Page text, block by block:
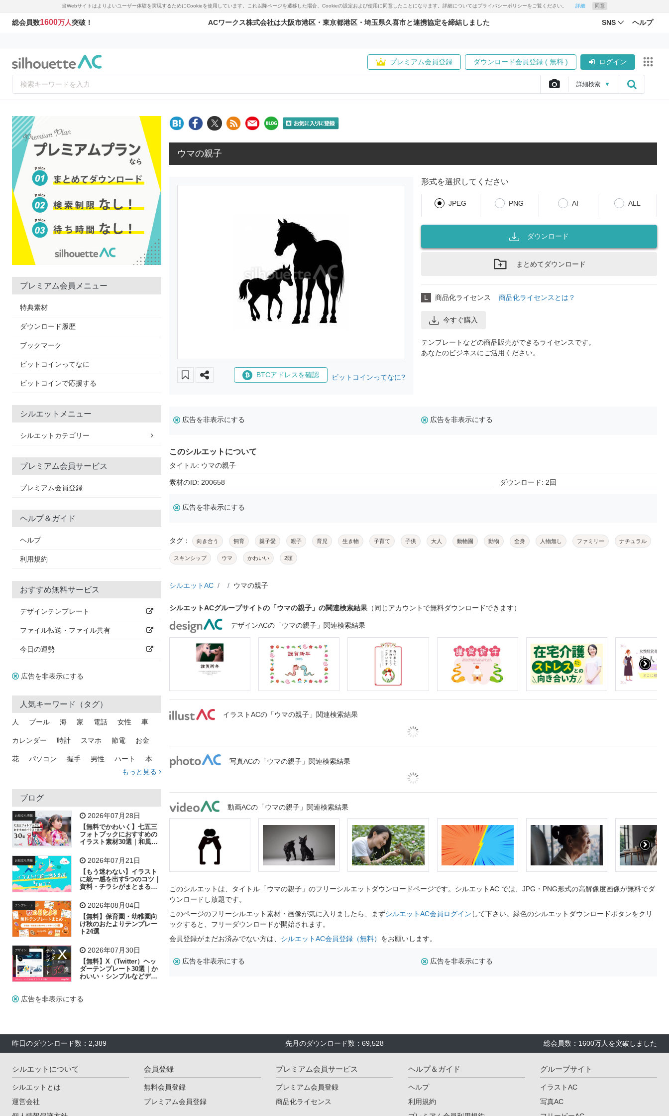
当Webサイトはよりよいユーザー体験を実現するためにCookieを使用しています。これ以降ページを遷移した場合、Cookieの設定および使用に同意したことになります。詳細についてはプライバシーポリシーをご覧ください。 詳細 同意
総会員数1600万人突破！ ACワークス株式会社は大阪市港区・東京都港区・埼玉県久喜市と連携協定を締結しました SNS ヘルプ
プレミアム会員登録 ダウンロード会員登録 ( 無料 ) ログイン
詳細検索 ▼
プレミアム会員メニュー
特典素材
ダウンロード履歴
ブックマーク
ビットコインってなに
ビットコインで応援する
シルエットメニュー
シルエットカテゴリー
プレミアム会員サービス
プレミアム会員登録
ヘルプ＆ガイド
ヘルプ
利用規約
おすすめ無料サービス
デザインテンプレート
ファイル転送・ファイル共有
今日の運勢
広告を非表示にする
人気キーワード（タグ）
人 プール 海 家 電話 女性 車
カレンダー 時計 スマホ 節電 お金
花 パソコン 握手 男性 ハート 本
トラック 木
吹き出し
飛行機 グラフ ビル 魚 家族 書類
歩く 工場 会社 太陽 キラキラ
子供 作業員 相談 ピクトグラム
もっと見る
ブログ
お役立ち情報 2026年07月28日
【無料でかわいく】七五三
フォトブックにおすすめの
イラスト素材30選｜和風の
お役立ち情報 2026年07月21日
【もう迷わない】イラスト
に統一感を出す5つのコツ｜
資料・チラシがまとまるフ
テンプレート 2026年08月04日
【無料】保育園・幼稚園向
け秋のおたよりテンプレー
ト24選
デザイン 2026年07月30日
【無料】X（Twitter）ヘッ
ダーテンプレート30選｜か
わいい・シンプルなどデザ
広告を非表示にする
ウマの親子
BTCアドレスを確認 ビットコインってなに?
形式を選択してください
JPEG PNG AI ALL
ダウンロード
まとめてダウンロード
L 商品化ライセンス 商品化ライセンスとは？
今すぐ購入
テンプレートなどの商品販売ができるライセンスです。
あなたのビジネスにご活用ください。
広告を非表示にする 広告を非表示にする
このシルエットについて
タイトル: ウマの親子
素材のID: 200658 ダウンロード: 2回
広告を非表示にする
タグ： 向き合う 飼育 親子愛 親子 育児 生き物 子育て 子供 大人 動物園 動物 全身 人物無し ファミリー ナチュラル
スキンシップ ウマ かわいい 2頭
シルエットAC ウマの親子
シルエットACグループサイトの「ウマの親子」の関連検索結果 （同じアカウントで無料ダウンロードできます）
デザインACの「ウマの親子」関連検索結果
イラストACの「ウマの親子」関連検索結果
写真ACの「ウマの親子」関連検索結果
動画ACの「ウマの親子」関連検索結果
このシルエットは、タイトル「ウマの親子」のフリーシルエットダウンロードページです。シルエットAC では、JPG・PNG形式の高解像度画像が無料でダ
ウンロードし放題です。
このページのフリーシルエット素材・画像が気に入りましたら、まずシルエットAC会員ログイン して下さい。緑色のシルエットダウンロードボタンをクリ
ックすると、フリーダウンロードが開始されます。
会員登録がまだお済みでない方は、 シルエットAC会員登録（無料） をお願いします。
広告を非表示にする 広告を非表示にする
昨日のダウンロード数：2,389 先月のダウンロード数：69,528 総会員数：1600万人を突破しました
シルエットについて
シルエットとは
運営会社
会員登録
無料会員登録
プレミアム会員登録
プレミアム会員サービス
プレミアム会員登録
商品化ライセンス
ヘルプ＆ガイド
ヘルプ
利用規約
グループサイト
イラストAC
写真AC